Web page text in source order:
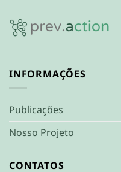
INFORMAÇÕES
Publicações
Nosso Projeto
CONTATOS